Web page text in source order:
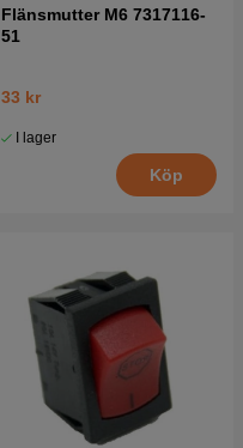
Flänsmutter M6 7317116-
51
33 kr
I lager
Köp